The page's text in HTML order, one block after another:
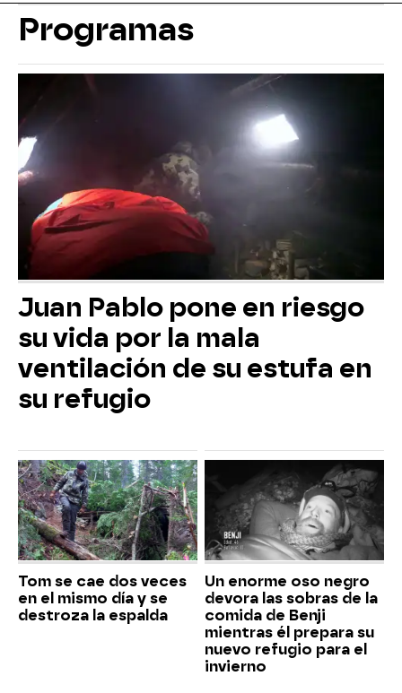
Programas
Juan Pablo pone en riesgo
su vida por la mala
ventilación de su estufa en
su refugio
Tom se cae dos veces
en el mismo día y se
destroza la espalda
Un enorme oso negro
devora las sobras de la
comida de Benji
mientras él prepara su
nuevo refugio para el
invierno